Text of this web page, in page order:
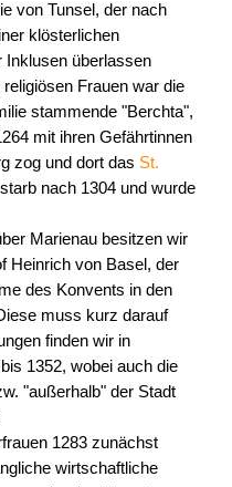
von Tunsel, der nach
klösterlichen
Inklusen überlassen
Frauen war die
stammende "Berchta",
mit ihren Gefährtinnen
zog und dort das St.
nach 1304 und wurde
Marienau besitzen wir
Heinrich von Basel, der
des Konvents in den
muss kurz darauf
finden wir in
1352, wobei auch die
"außerhalb" der Stadt
1283 zunächst
wirtschaftliche